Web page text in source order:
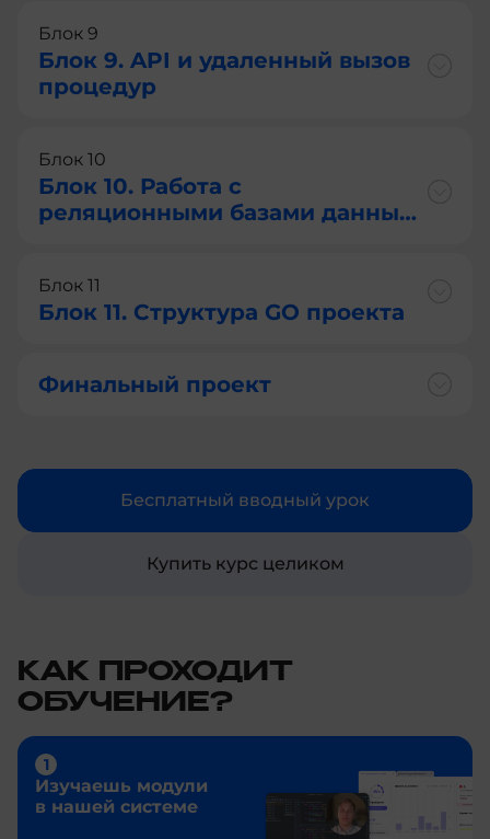
Блок 9
Блок 9. API и удаленный вызов
процедур
Блок 10
Блок 10. Работа с
реляционными базами данных
Блок 11
Блок 11. Структура GO проекта
Финальный проект
Бесплатный вводный урок
Купить курс целиком
КАК ПРОХОДИТ
ОБУЧЕНИЕ?
Изучаешь модули
в нашей системе